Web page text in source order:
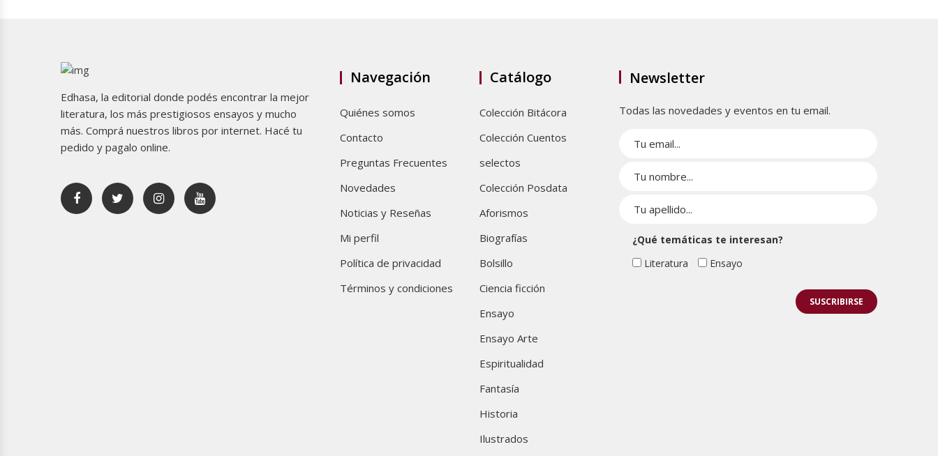
Edhasa, la editorial donde podés encontrar la mejor
literatura, los más prestigiosos ensayos y mucho
más. Comprá nuestros libros por internet. Hacé tu
pedido y pagalo online.
Navegación
Quiénes somos
Contacto
Preguntas Frecuentes
Novedades
Noticias y Reseñas
Mi perfil
Política de privacidad
Términos y condiciones
Catálogo
Colección Bitácora
Colección Cuentos
selectos
Colección Posdata
Aforismos
Biografías
Bolsillo
Ciencia ficción
Ensayo
Ensayo Arte
Espiritualidad
Fantasía
Historia
Ilustrados
Newsletter
Todas las novedades y eventos en tu email.
¿Qué temáticas te interesan?
Literatura
Ensayo